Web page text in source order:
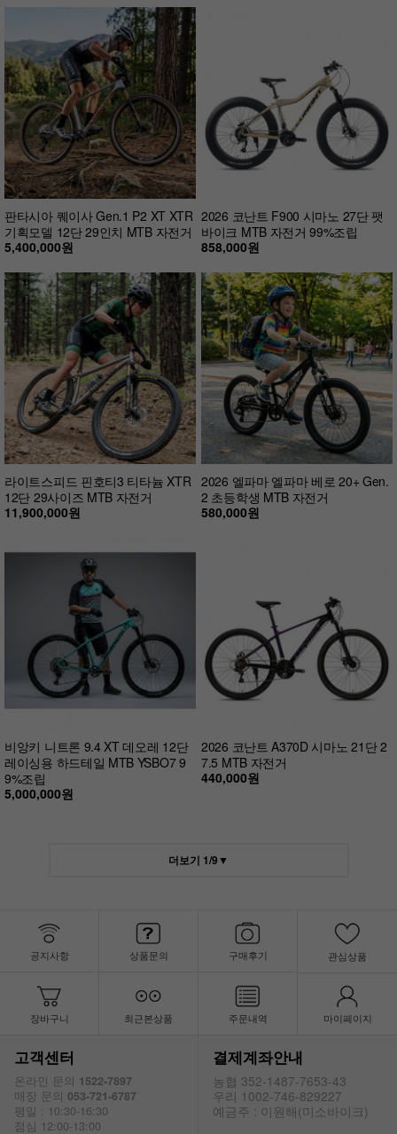
판타시아 퀘이사 Gen.1 P2 XT XTR
기획모델 12단 29인치 MTB 자전거
5,400,000원
2026 코난트 F900 시마노 27단 팻
바이크 MTB 자전거 99%조립
858,000원
라이트스피드 핀호티3 티타늄 XTR
12단 29사이즈 MTB 자전거
11,900,000원
2026 엘파마 엘파마 베로 20+ Gen.
2 초등학생 MTB 자전거
580,000원
비앙키 니트론 9.4 XT 데오레 12단
레이싱용 하드테일 MTB YSBO7 9
9%조립
5,000,000원
2026 코난트 A370D 시마노 21단 2
7.5 MTB 자전거
440,000원
더보기 1/9▼
공지사항 상품문의 구매후기 관심상품
장바구니 최근본상품 주문내역 마이페이지
고객센터
온라인 문의 1522-7897
매장 문의 053-721-6787
평일 : 10:30-16:30
점심 12:00-13:00
결제계좌안내
농협 352-1487-7653-43
우리 1002-746-829227
예금주 : 이원해(미소바이크)